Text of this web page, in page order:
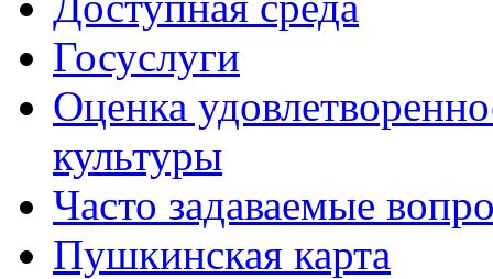
Госуслуги
Оценка
культуры
Часто задаваемые
Пушкинская карта